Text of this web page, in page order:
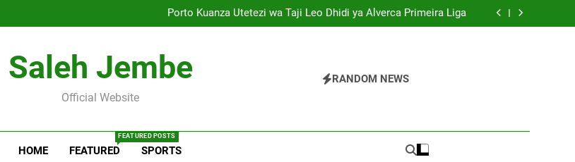
Porto Kuanza Utetezi wa Taji Leo Dhidi ya Alverca Primeira Liga
Throne of Ra: Ingia Kwenye Ufalme wa Mafarao Kupitia Meridianbet
Porto Kuanza Utetezi wa Taji Leo Dhidi ya Alverca Primeira Liga
Throne of Ra: Ingia Kwenye Ufalme wa Mafarao Kupitia Meridianbet
Saleh Jembe
Official Website
RANDOM NEWS
HOME FEATURED
FEATURED POSTS
SPORTS